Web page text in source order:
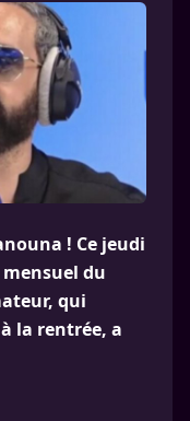
! Ce jeudi
du
qui
la rentrée, a